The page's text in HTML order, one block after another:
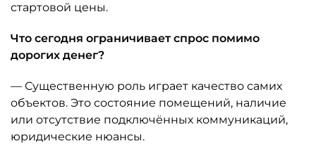
стартовой цены.
Что сегодня ограничивает спрос помимо
дорогих денег?
— Существенную роль играет качество самих
объектов. Это состояние помещений, наличие
или отсутствие подключённых коммуникаций,
юридические нюансы.